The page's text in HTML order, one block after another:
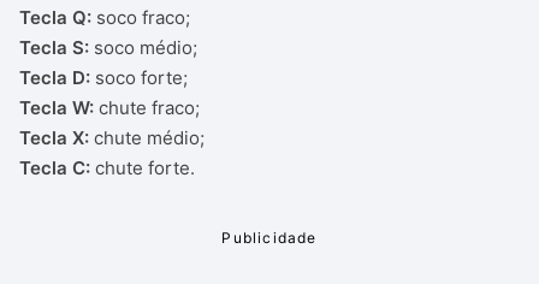
Tecla Q: soco fraco;
Tecla S: soco médio;
Tecla D: soco forte;
Tecla W: chute fraco;
Tecla X: chute médio;
Tecla C: chute forte.